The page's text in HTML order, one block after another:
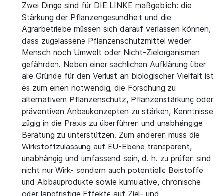
Zwei Dinge sind für DIE LINKE maßgeblich: die
Stärkung der Pflanzengesundheit und die
Agrarbetriebe müssen sich darauf verlassen können,
dass zugelassene Pflanzenschutzmittel weder
Mensch noch Umwelt oder Nicht-Zielorganismen
gefährden. Neben einer sachlichen Aufklärung über
alle Gründe für den Verlust an biologischer Vielfalt ist
es zum einen notwendig, die Forschung zu
alternativem Pflanzenschutz, Pflanzenstärkung oder
präventiven Anbaukonzepten zu stärken, Kenntnisse
zügig in die Praxis zu überführen und unabhängige
Beratung zu unterstützen. Zum anderen muss die
Wirkstoffzulassung auf EU-Ebene transparent,
unabhängig und umfassend sein, d. h. zu prüfen sind
nicht nur Wirk- sondern auch potentielle Beistoffe
und Abbauprodukte sowie kumulative, chronische
oder langfristige Effekte auf Ziel- und